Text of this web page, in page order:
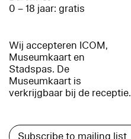
0 – 18 jaar: gratis
Wij accepteren ICOM,
Museumkaart en
Stadspas. De
Museumkaart is
verkrijgbaar bij de receptie.